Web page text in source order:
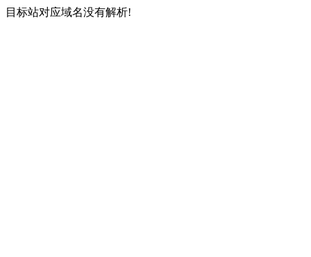
目标站对应域名没有解析!